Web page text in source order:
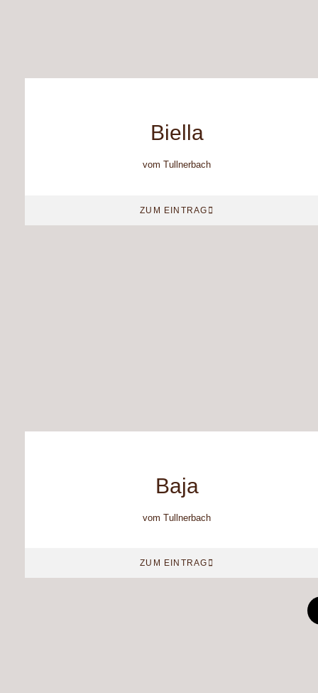
Biella
vom Tullnerbach
ZUM EINTRAG
Baja
vom Tullnerbach
ZUM EINTRAG